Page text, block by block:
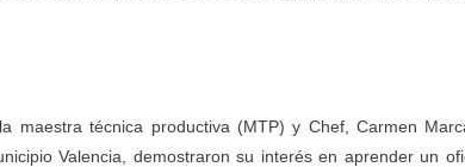
maestra técnica productiva (MTP) y Chef, Carmen
Valencia, demostraron su interés en aprender un